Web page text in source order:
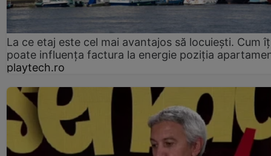
La ce etaj este cel mai avantajos să locuiești. Cum
poate influența factura la energie poziția
playtech.ro